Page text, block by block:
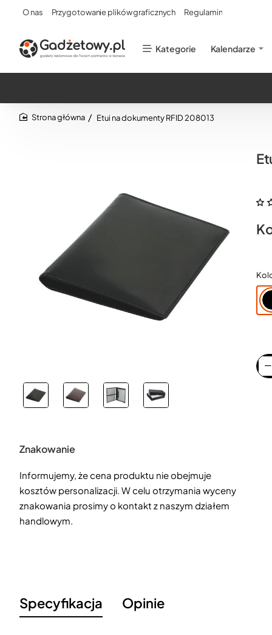
O nas Przygotowanie plików graficznych Regulamin
Kategorie Kalendarze
Etui na dokumenty RFID 208013
Znakowanie
Informujemy, że cena produktu nie obejmuje
kosztów personalizacji. W celu otrzymania wyceny
znakowania prosimy o kontakt z naszym działem
handlowym.
Specyfikacja Opinie